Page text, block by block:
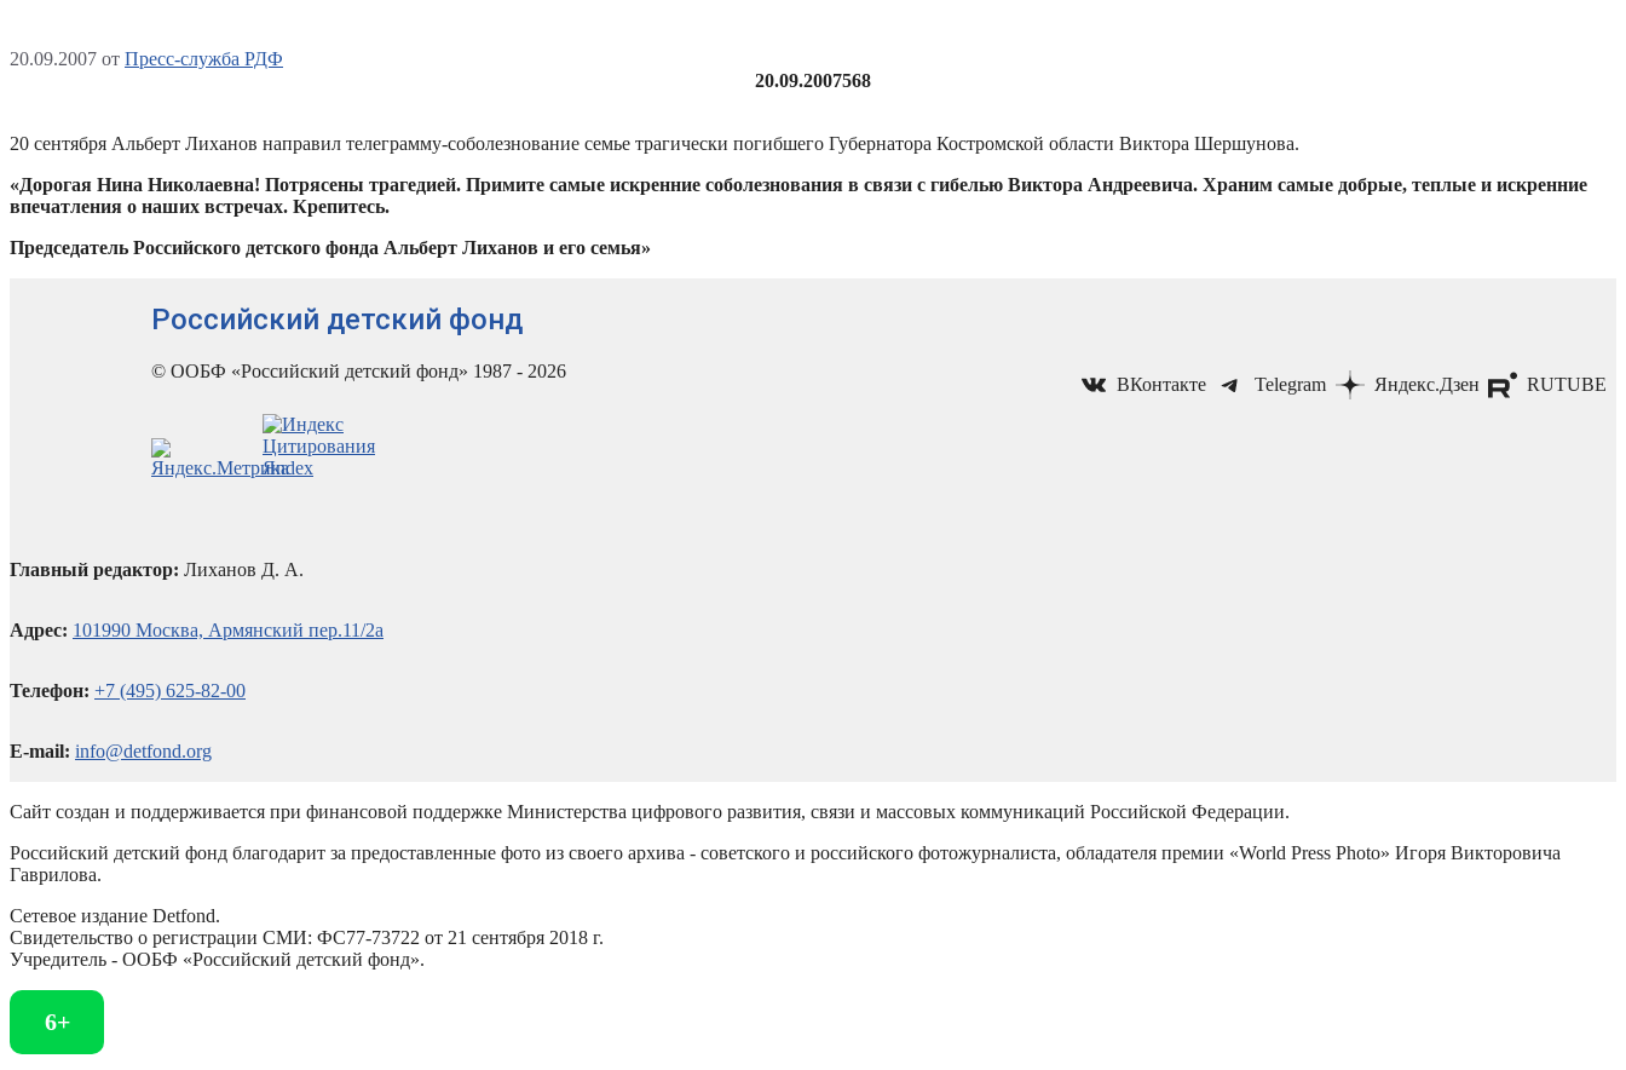
20.09.2007 от Пресс-служба РДФ
20.09.2007568
20 сентября Альберт Лиханов направил телеграмму-соболезнование семье трагически погибшего Губернатора Костромской области Виктора Шершунова.
«Дорогая Нина Николаевна! Потрясены трагедией. Примите самые искренние соболезнования в связи с гибелью Виктора Андреевича. Храним самые добрые, теплые и искренние
впечатления о наших встречах. Крепитесь.
Председатель Российского детского фонда Альберт Лиханов и его семья»
Российский детский фонд
© ООБФ «Российский детский фонд» 1987 - 2026
ВКонтакте Telegram Яндекс.Дзен RUTUBE
Главный редактор: Лиханов Д. А.
Адрес: 101990 Москва, Армянский пер.11/2а
Телефон: +7 (495) 625-82-00
E-mail: info@detfond.org
Сайт создан и поддерживается при финансовой поддержке Министерства цифрового развития, связи и массовых коммуникаций Российской Федерации.
Российский детский фонд благодарит за предоставленные фото из своего архива - советского и российского фотожурналиста, обладателя премии «World Press Photo» Игоря Викторовича
Гаврилова.
Сетевое издание Detfond.
Свидетельство о регистрации СМИ: ФС77-73722 от 21 сентября 2018 г.
Учредитель - ООБФ «Российский детский фонд».
6+